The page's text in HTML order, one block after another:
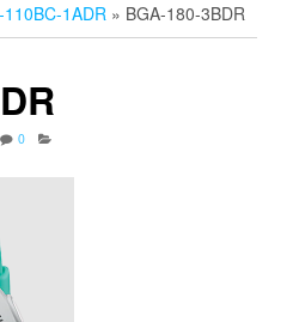
110BC-1ADR » BGA-180-3BDR
0